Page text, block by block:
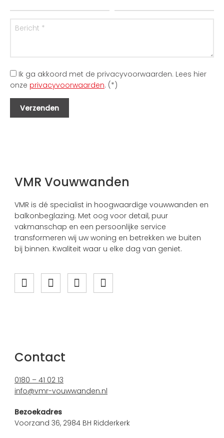
Ik ga akkoord met de privacyvoorwaarden. Lees hier
onze privacyvoorwaarden. (*)
VMR Vouwwanden
VMR is dé specialist in hoogwaardige vouwwanden en
balkonbeglazing. Met oog voor detail, puur
vakmanschap en een persoonlijke service
transformeren wij uw woning en betrekken we buiten
bij binnen. Kwaliteit waar u elke dag van geniet.
Contact
0180 – 41 02 13
info@vmr-vouwwanden.nl
Bezoekadres
Voorzand 36, 2984 BH Ridderkerk